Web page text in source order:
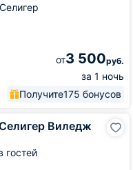
от3 500руб.
за 1 ночь
Получите175 бонусов
Виледж
гостей